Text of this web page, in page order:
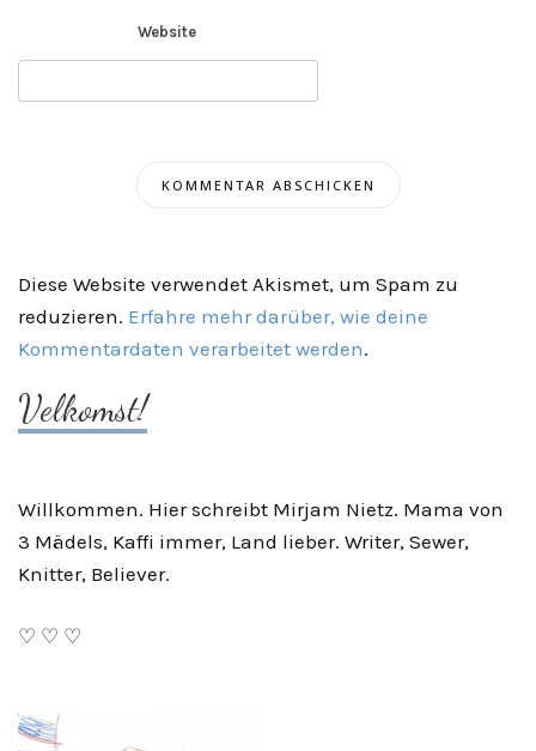
Website
Diese Website verwendet Akismet, um Spam zu
reduzieren. Erfahre mehr darüber, wie deine
Kommentardaten verarbeitet werden.
Velkomst!
Willkommen. Hier schreibt Mirjam Nietz. Mama von
3 Mädels, Kaffi immer, Land lieber. Writer, Sewer,
Knitter, Believer.
♡ ♡ ♡